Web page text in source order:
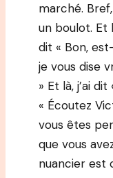
marché.
un boulot. Et
dit « Bon,
je vous dise
» Et là, j’ai
« Écoutez
vous êtes
que vous
nuancier est